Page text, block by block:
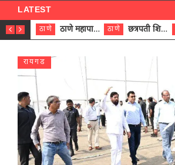
LATEST
ठाणे ठाणे महापालिकेच्या नऊ प्रभाग समित्यांवर अध्यक्ष विराजमान ठाणे छत्रपती शिवाजी महाराज रुग्णालयात दुर्मिळ ट्युमरची यशस्वी शस्त्रक्रिया
रायगड